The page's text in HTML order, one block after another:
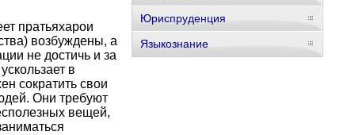
пратьяхарои
возбуждены, а
не достичь и за
в
сократить свои
Они требуют
вещей,
Юриспруденция
Языкознание